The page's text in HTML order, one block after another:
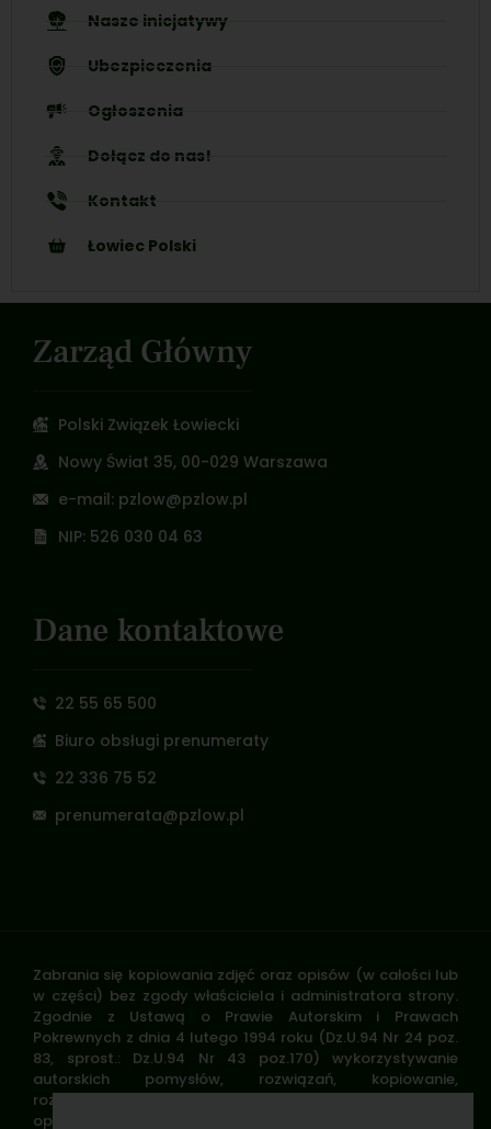
Nasze inicjatywy
Ubezpieczenia
Ogłoszenia
Dołącz do nas!
Kontakt
Łowiec Polski
Zarząd Główny
Polski Związek Łowiecki
Nowy Świat 35, 00-029 Warszawa
e-mail: pzlow@pzlow.pl
NIP: 526 030 04 63
Dane kontaktowe
22 55 65 500
Biuro obsługi prenumeraty
22 336 75 52
prenumerata@pzlow.pl
Zabrania się kopiowania zdjęć oraz opisów (w całości lub
w części) bez zgody właściciela i administratora strony.
Zgodnie z Ustawą o Prawie Autorskim i Prawach
Pokrewnych z dnia 4 lutego 1994 roku (Dz.U.94 Nr 24 poz.
83, sprost.: Dz.U.94 Nr 43 poz.170) wykorzystywanie
autorskich pomysłów, rozwiązań, kopiowanie,
rozpowszechnianie zdjęć, fragmentów grafiki, tekstów
opisów w celach zarobkowych, bez zezwolenia autora jest